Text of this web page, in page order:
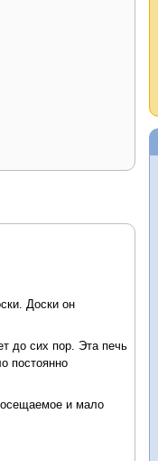
Доски он
до сих пор. Эта печь
постоянно
и мало